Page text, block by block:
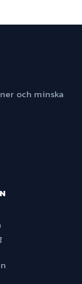
och minska